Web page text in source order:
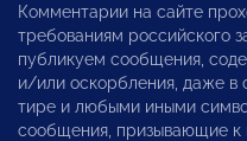
Комментарии на сайте
требованиям российского
публикуем сообщения,
и/или оскорбления, даже в
тире и любыми иными
сообщения, призывающие к